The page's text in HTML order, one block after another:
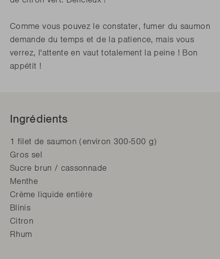
Comme vous pouvez le constater, fumer du saumon
demande du temps et de la patience, mais vous
verrez, l'attente en vaut totalement la peine ! Bon
appétit !
Ingrédients
1 filet de saumon (environ 300-500 g)
Gros sel
Sucre brun / cassonnade
Menthe
Crème liquide entière
Blinis
Citron
Rhum